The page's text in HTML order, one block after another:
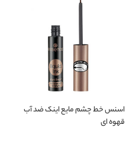
اسنس خط چشم مایع اینک ضد آب
قهوه ای